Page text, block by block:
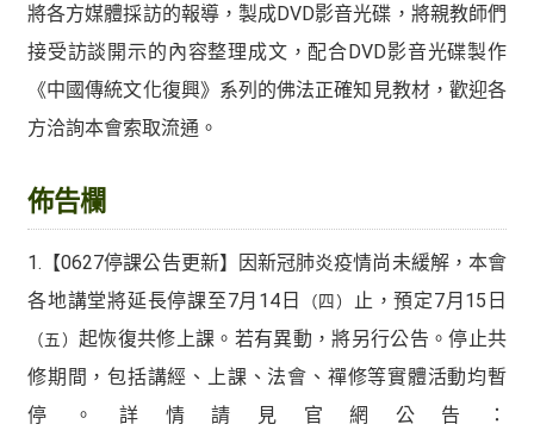
將各方媒體採訪的報導，製成DVD影音光碟，將親教師們
接受訪談開示的內容整理成文，配合DVD影音光碟製作
《中國傳統文化復興》系列的佛法正確知見教材，歡迎各
方洽詢本會索取流通。
佈告欄
1.【0627停課公告更新】因新冠肺炎疫情尚未緩解，本會
各地講堂將延長停課至7月14日
（四） 止，預定7月15日
（五） 起恢復共修上課。若有異動，將另行公告。停止共
修期間，包括講經、上課、法會、禪修等實體活動均暫
停。詳情請見官網公告：